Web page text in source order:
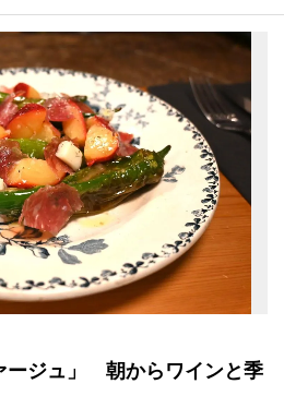
ージュ」 朝からワインと季